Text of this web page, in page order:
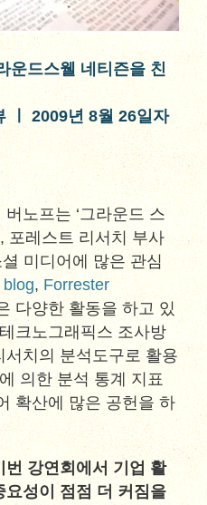
운드스웰 네티즌을 친
ㅣ 2009년 8월 26일자
노프는 ‘그라운드 스
포레스트 리서치 부사
미디어에 많은 관심
,Forrester
다양한 활동을 하고 있
크노그래픽스 조사방
치의 분석도구로 활용
의한 분석 통계 지표
확산에 많은 공헌을 하
강연회에서 기업 활
성이 점점 더 커짐을